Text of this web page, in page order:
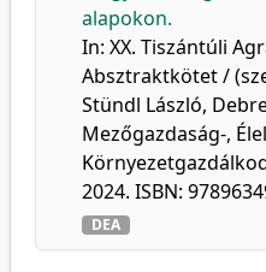
alapokon.
In: XX. Tiszántúli
Absztraktkötet /
Stündl László,
Mezőgazdaság-,
2024. ISBN:
DEA